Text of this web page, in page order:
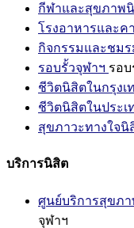
กีฬาและสุขภาพ
โรงอาหารและค
กิจกรรมและชมร
รอบรั้วจุฬาฯ รอบ
ชีวิตนิสิตในกรุงเ
ชีวิตนิสิตในประเ
สุขภาวะทางใจนิ
บริการนิสิต
ศูนย์บริการสุขภ
จุฬาฯ